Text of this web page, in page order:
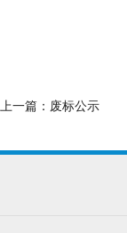
上一篇： 废标公示